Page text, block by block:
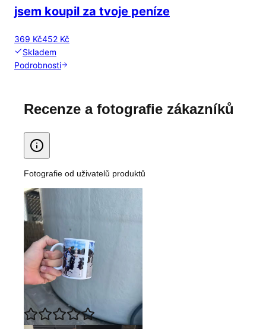
jsem koupil za tvoje peníze
369 Kč452 Kč
Skladem
Podrobnosti
Recenze a fotografie zákazníků
Fotografie od uživatelů produktů